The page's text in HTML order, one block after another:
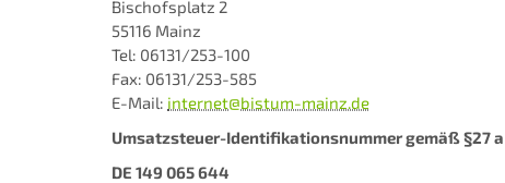
Bischofsplatz 2
55116 Mainz
Tel: 06131/253-100
Fax: 06131/253-585
E-Mail: internet@bistum-mainz.de
Umsatzsteuer-Identifikationsnummer gemäß §27
DE 149 065 644